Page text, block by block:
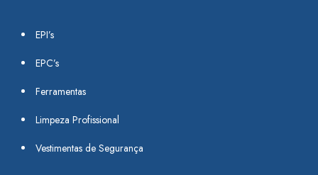
EPI’s
EPC’s
Ferramentas
Limpeza Profissional
Vestimentas de Segurança